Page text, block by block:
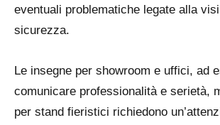
eventuali problematiche legate alla
sicurezza.
Le insegne per showroom e uffici, ad
comunicare professionalità e serietà,
per stand fieristici richiedono